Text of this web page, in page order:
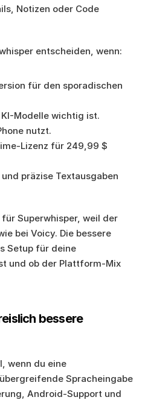
Notizen oder Code
entscheiden, wenn:
für den sporadischen
Modelle wichtig ist.
nutzt.
Lizenz für 249,99 $
präzise Textausgaben
Superwhisper, weil der
bei Voicy. Die bessere
Setup für deine
und ob der Plattform-Mix
bessere
wenn du eine
Spracheingabe
Android-Support und